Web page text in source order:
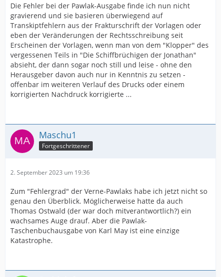
Die Fehler bei der Pawlak-Ausgabe finde ich nun nicht
gravierend und sie basieren überwiegend auf
Transkiptfehlern aus der Frakturschrift der Vorlagen oder
eben der Veränderungen der Rechtsschreibung seit
Erscheinen der Vorlagen, wenn man von dem "Klopper" des
vergessenen Teils in "Die Schiffbrüchigen der Jonathan"
absieht, der dann sogar noch still und leise - ohne den
Herausgeber davon auch nur in Kenntnis zu setzen -
offenbar im weiteren Verlauf des Drucks oder einem
korrigierten Nachdruck korrigierte ...
Maschu1
Fortgeschrittener
2. September 2023 um 19:36
Zum "Fehlergrad" der Verne-Pawlaks habe ich jetzt nicht so
genau den Überblick. Möglicherweise hatte da auch
Thomas Ostwald (der war doch mitverantwortlich?) ein
wachsames Auge drauf. Aber die Pawlak-
Taschenbuchausgabe von Karl May ist eine einzige
Katastrophe.